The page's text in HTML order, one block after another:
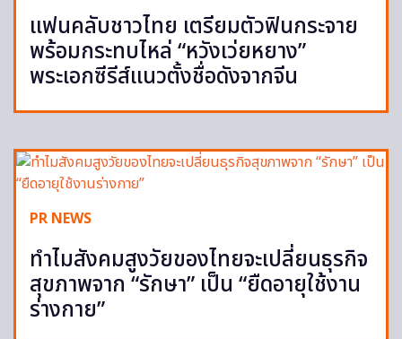
แฟนคลับชาวไทย เตรียมตัวฟินกระจาย
พร้อมกระทบไหล่ “หวังเว่ยหยาง”
พระเอกซีรีส์แนวตั้งชื่อดังจากจีน
PR NEWS
ทำไมสังคมสูงวัยของไทยจะเปลี่ยนธุรกิจ
สุขภาพจาก “รักษา” เป็น “ยืดอายุใช้งาน
ร่างกาย”